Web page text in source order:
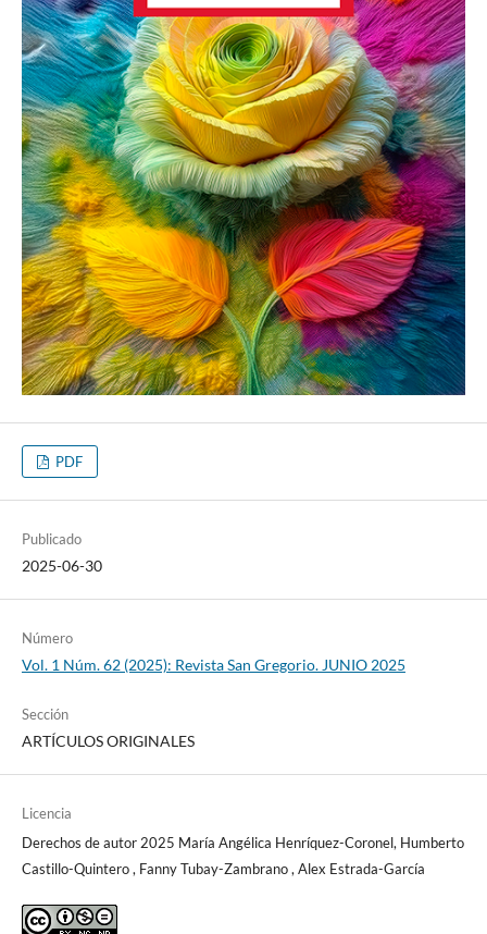
PDF
Publicado
2025-06-30
Número
Vol. 1 Núm. 62 (2025): Revista San Gregorio. JUNIO 2025
Sección
ARTÍCULOS ORIGINALES
Licencia
Derechos de autor 2025 María Angélica Henríquez-Coronel, Humberto
Castillo-Quintero , Fanny Tubay-Zambrano , Alex Estrada-García